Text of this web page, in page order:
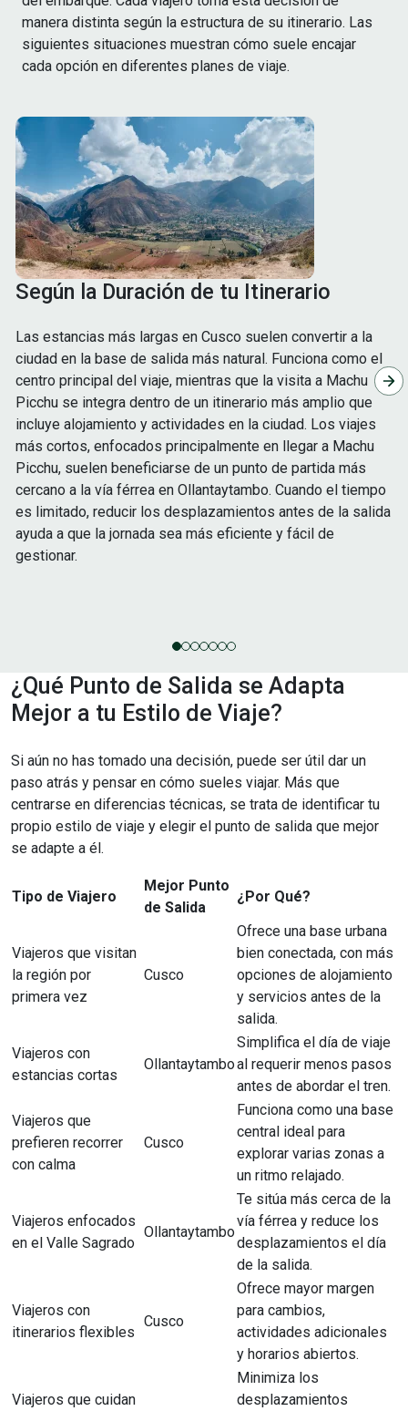
manera distinta según la estructura de su itinerario. Las
siguientes situaciones muestran cómo suele encajar
cada opción en diferentes planes de viaje.
Según la Duración de tu Itinerario
Las estancias más largas en Cusco suelen convertir a la
ciudad en la base de salida más natural. Funciona como el
centro principal del viaje, mientras que la visita a Machu
Picchu se integra dentro de un itinerario más amplio que
incluye alojamiento y actividades en la ciudad. Los viajes
más cortos, enfocados principalmente en llegar a Machu
Picchu, suelen beneficiarse de un punto de partida más
cercano a la vía férrea en Ollantaytambo. Cuando el tiempo
es limitado, reducir los desplazamientos antes de la salida
ayuda a que la jornada sea más eficiente y fácil de
gestionar.
¿Qué Punto de Salida se Adapta
Mejor a tu Estilo de Viaje?
Si aún no has tomado una decisión, puede ser útil dar un
paso atrás y pensar en cómo sueles viajar. Más que
centrarse en diferencias técnicas, se trata de identificar tu
propio estilo de viaje y elegir el punto de salida que mejor
se adapte a él.
Tipo de Viajero
Mejor Punto
de Salida
¿Por Qué?
Viajeros que visitan
la región por
primera vez
Cusco
Ofrece una base urbana
bien conectada, con más
opciones de alojamiento
y servicios antes de la
salida.
Viajeros con
estancias cortas
Ollantaytambo
Simplifica el día de viaje
al requerir menos pasos
antes de abordar el tren.
Viajeros que
prefieren recorrer
con calma
Cusco
Funciona como una base
central ideal para
explorar varias zonas a
un ritmo relajado.
Viajeros enfocados
en el Valle Sagrado
Ollantaytambo
Te sitúa más cerca de la
vía férrea y reduce los
desplazamientos el día
de la salida.
Viajeros con
itinerarios flexibles
Cusco
Ofrece mayor margen
para cambios,
actividades adicionales
y horarios abiertos.
Viajeros que cuidan
Minimiza los
desplazamientos